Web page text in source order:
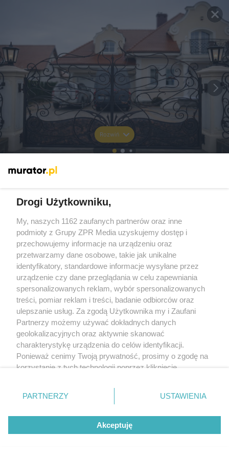
Rozwiń
Drogi Użytkowniku,
My, naszych 1162 zaufanych partnerów oraz inne
podmioty z Grupy ZPR Media uzyskujemy dostęp i
przechowujemy informacje na urządzeniu oraz
przetwarzamy dane osobowe, takie jak unikalne
identyfikatory, standardowe informacje wysyłane przez
urządzenie czy dane przeglądania w celu zapewniania
spersonalizowanych reklam, wybór spersonalizowanych
treści, pomiar reklam i treści, badanie odbiorców oraz
ulepszanie usług. Za zgodą Użytkownika my i Zaufani
Partnerzy możemy używać dokładnych danych
geolokalizacyjnych oraz aktywnie skanować
charakterystykę urządzenia do celów identyfikacji.
Ponieważ cenimy Twoją prywatność, prosimy o zgodę na
korzystanie z tych technologii poprzez kliknięcie
zmienić/wycofać klikając przycisk ustawień prywatności
znajdujący się w lewym dolnym rogu strony
rodzaje przetwarzania danych nie wymagają zgody
użytkownika, ale masz prawo sprzeciwić się takiemu
przetwarzaniu. Preferencje będą miały zastosowanie tylko
PARTNERZY USTAWIENIA
Akceptuję